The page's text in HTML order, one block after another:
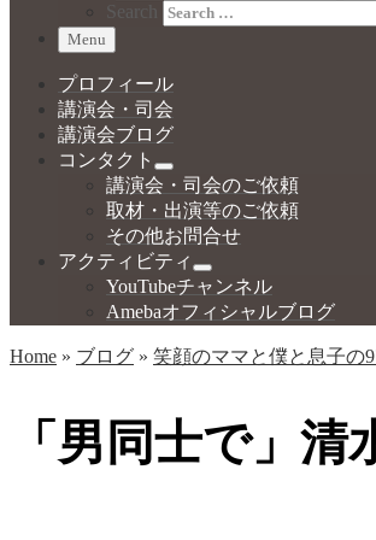
Search
Menu
プロフィール
講演会・司会
講演会ブログ
コンタクト
講演会・司会のご依頼
取材・出演等のご依頼
その他お問合せ
アクティビティ
YouTubeチャンネル
Amebaオフィシャルブログ
Home » ブログ » 笑顔のママと僕と息子の
「男同士で」清